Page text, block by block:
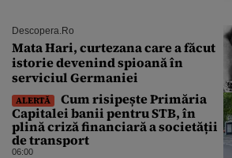
Descopera.ro
Mata Hari, curtezana care a făcut
istorie devenind spioană în
serviciul Germaniei
ALERTĂ
Cum risipește Primăria
Capitalei banii pentru STB, în
plină criză financiară a societății
de transport
06:00